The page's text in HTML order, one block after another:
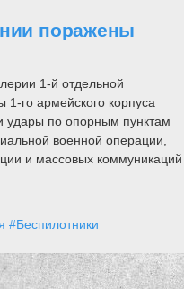
поражены
1-й отдельной
1-го армейского корпуса
удары по опорным пунктам
военной операции,
и массовых коммуникаций
#Беспилотники